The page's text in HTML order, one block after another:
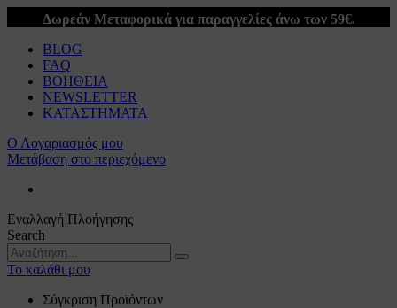
Δωρεάν Μεταφορικά για παραγγελίες άνω των 59€.
BLOG
FAQ
ΒΟΗΘΕΙΑ
NEWSLETTER
ΚΑΤΑΣΤΗΜΑΤΑ
Ο Λογαριασμός μου
Μετάβαση στο περιεχόμενο
Εναλλαγή Πλοήγησης
Search
Το καλάθι μου
Σύγκριση Προϊόντων